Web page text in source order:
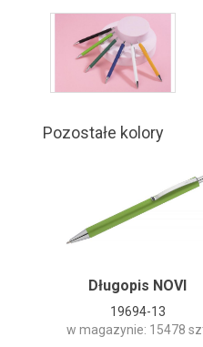
Pozostałe kolory
Długopis NOVI
19694-13
w magazynie: 15478